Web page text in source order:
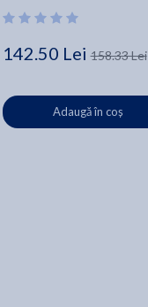
142.50 Lei 158.33 Lei
Adaugă în coș